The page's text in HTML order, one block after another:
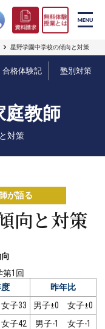
星野学園中学校の傾向と対策
合格体験記 塾別対策
庭教師
対策
が語る
向と対策
1回
昨年比
子33
男子±0 女子±0
子42
男子-1 女子-1